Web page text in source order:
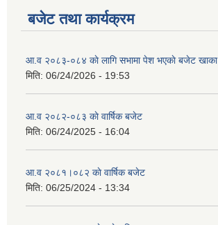
बजेट तथा कार्यक्रम
आ.व २०८३-०८४ काे लागि सभामा पेश भएकाे बजेट खाका
मिति: 06/24/2026 - 19:53
आ.व २०८२-०८३ काे वार्षिक बजेट
मिति: 06/24/2025 - 16:04
आ.व २०८१।०८२ काे वार्षिक बजेट
मिति: 06/25/2024 - 13:34